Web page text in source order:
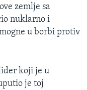
zemlje sa
nuklarno i
u borbi protiv
koji je u
je toj